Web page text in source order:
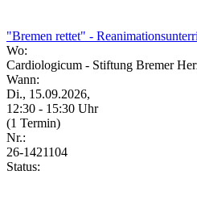
"Bremen rettet" -
Wo:
Cardiologicum - Stiftung Bremer
Wann:
Di., 15.09.2026,
12:30 - 15:30 Uhr
(1 Termin)
Nr.:
26-1421104
Status: